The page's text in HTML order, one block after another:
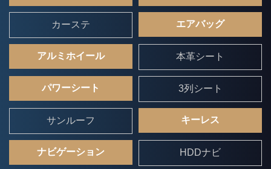
カーステ エアバッグ
アルミホイール 本革シート
パワーシート 3列シート
サンルーフ キーレス
ナビゲーション HDDナビ